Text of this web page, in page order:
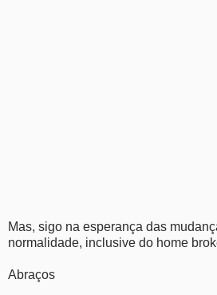
Mas, sigo na esperança das
normalidade, inclusive do home
Abraços